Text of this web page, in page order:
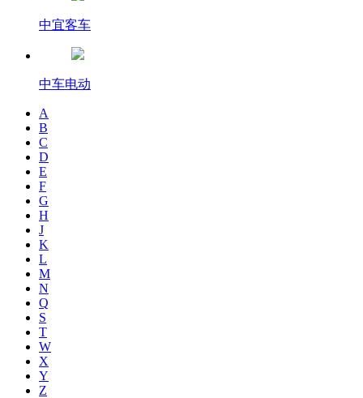
中宜客车
中车电动
A
B
C
D
E
F
G
H
J
K
L
M
N
Q
S
T
W
X
Y
Z